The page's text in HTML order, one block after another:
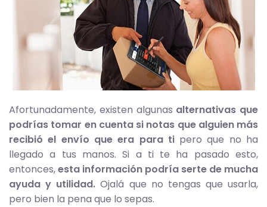
Afortunadamente, existen algunas alternativas que
podrías tomar en cuenta si notas que alguien más
recibió el envío que era para tipero que no ha
llegado a tus manos. Si a ti te ha pasado esto,
entonces,esta información podría serte de mucha
ayuda y utilidad. Ojalá que no tengas que usarla,
pero bien la pena que lo sepas.